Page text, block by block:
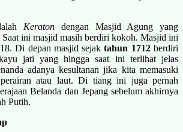
Keraton dengan Masjid Agung yang
Saat ini masjid masih berdiri kokoh. Masjid ini
Di depan masjid sejak tahun 1712berdiri
jati yang hingga saat ini terlihat jelas
adanya kesultanan jika kita memasuki
atau laut. Di tiang ini juga pernah
Belanda dan Jepang sebelum akhirnya
Putih.